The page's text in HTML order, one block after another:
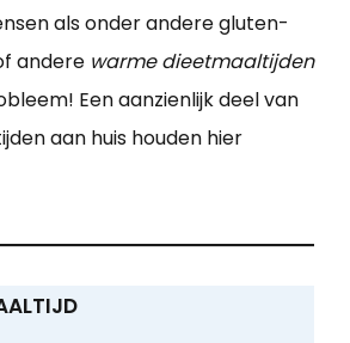
als onder andere gluten-
andere warme dieetmaaltijden
Een aanzienlijk deel van
aan huis houden hier